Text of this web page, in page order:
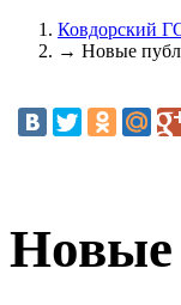
Ковдорский
→ Новые
Новые